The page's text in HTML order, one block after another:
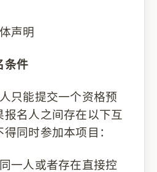
声明
条件
只能提交一个资格预
报名 人之间存在以下互
同时参加本项目 ：
一人或者存在直接控